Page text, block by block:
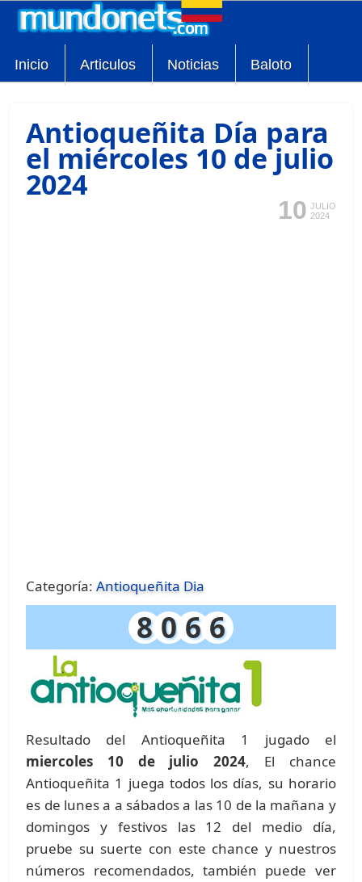
Inicio Articulos Noticias Baloto
Antioqueñita Día para
el miércoles 10 de julio
2024
10 JULIO
2024
Categoría:Antioqueñita Dia
8 0 6 6
Resultado del Antioqueñita 1 jugado el
miercoles 10 de julio 2024, El chance
Antioqueñita 1 juega todos los días, su horario
es de lunes a a sábados a las 10 de la mañana y
domingos y festivos las 12 del medio día,
pruebe su suerte con este chance y nuestros
números recomendados, también puede ver